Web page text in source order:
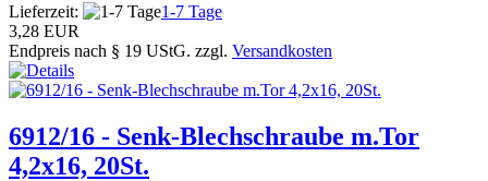
Lieferzeit:
1-7 Tage
3,28 EUR
Endpreis nach § 19 UStG. zzgl. Versandkosten
6912/16 - Senk-Blechschraube m.Tor
4,2x16, 20St.